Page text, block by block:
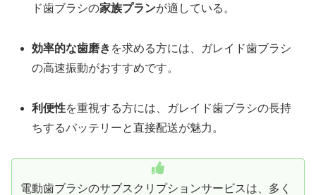
ド歯ブラシの家族プランが適している。
効率的な歯磨き を求める方には、ガレイド歯ブラシ
の高速振動がおすすめです。
利便性を重視する方には、ガレイド歯ブラシの長持
ちするバッテリーと直接配送が魅力。
電動歯ブラシのサブスクリプションサービスは、多く